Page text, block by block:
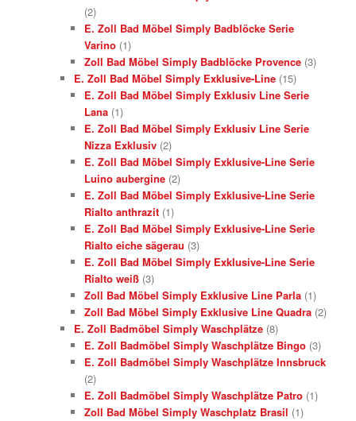
(2)
E. Zoll Bad Möbel Simply Badblöcke Serie
Varino (1)
Zoll Bad Möbel Simply Badblöcke Provence (3)
E. Zoll Bad Möbel Simply Exklusive-Line (15)
E. Zoll Bad Möbel Simply Exklusiv Line Serie
Lana (1)
E. Zoll Bad Möbel Simply Exklusiv Line Serie
Nizza Exklusiv (2)
E. Zoll Bad Möbel Simply Exklusive-Line Serie
Luino aubergine (2)
E. Zoll Bad Möbel Simply Exklusive-Line Serie
Rialto anthrazit (1)
E. Zoll Bad Möbel Simply Exklusive-Line Serie
Rialto eiche sägerau (3)
E. Zoll Bad Möbel Simply Exklusive-Line Serie
Rialto weiß (3)
Zoll Bad Möbel Simply Exklusive Line Parla (1)
Zoll Bad Möbel Simply Exklusive Line Quadra (2)
E. Zoll Badmöbel Simply Waschplätze (8)
E. Zoll Badmöbel Simply Waschplätze Bingo (3)
E. Zoll Badmöbel Simply Waschplätze Innsbruck
(2)
E. Zoll Badmöbel Simply Waschplätze Patro (1)
Zoll Bad Möbel Simply Waschplatz Brasil (1)